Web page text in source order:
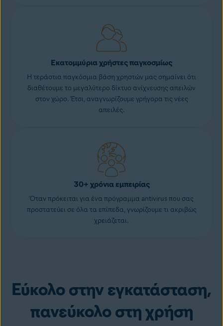
Εκατομμύρια χρήστες παγκοσμίως
Η τεράστια παγκόσμια βάση χρηστών μας σημαίνει ότι
διαθέτουμε το μεγαλύτερο δίκτυο ανίχνευσης απειλών
στον χώρο. Έτσι, αναγνωρίζουμε γρήγορα τις νέες
απειλές.
30+ χρόνια εμπειρίας
Όταν πρόκειται για ένα πρόγραμμα antivirus που σας
προστατεύει σε όλα τα επίπεδα, γνωρίζουμε τι ακριβώς
χρειάζεται.
Εύκολο στην εγκατάσταση,
πανεύκολο στη χρήση